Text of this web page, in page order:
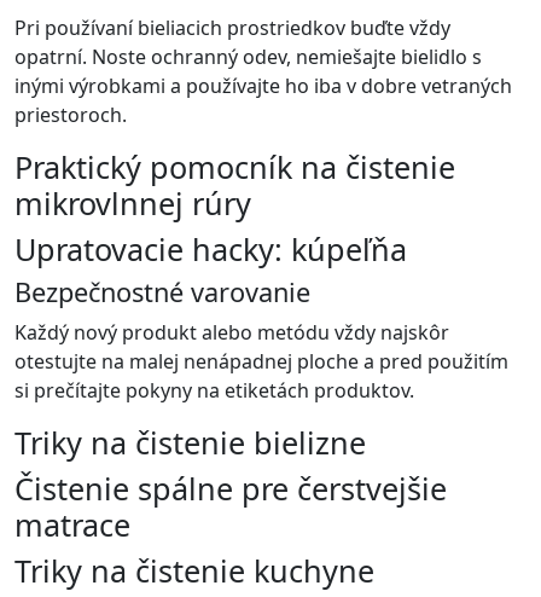
Pri používaní bieliacich prostriedkov buďte vždy
opatrní. Noste ochranný odev, nemiešajte bielidlo s
inými výrobkami a používajte ho iba v dobre vetraných
priestoroch.
Praktický pomocník na čistenie
mikrovlnnej rúry
Upratovacie hacky: kúpeľňa
Bezpečnostné varovanie
Každý nový produkt alebo metódu vždy najskôr
otestujte na malej nenápadnej ploche a pred použitím
si prečítajte pokyny na etiketách produktov.
Triky na čistenie bielizne
Čistenie spálne pre čerstvejšie
matrace
Triky na čistenie kuchyne